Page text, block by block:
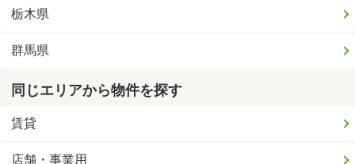
栃木県
群馬県
同じエリアから物件を探す
賃貸
店舗・事業用